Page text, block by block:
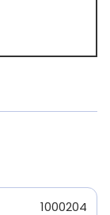
1000204